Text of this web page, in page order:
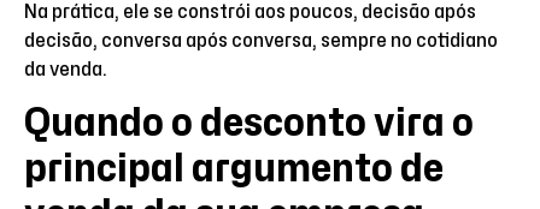
Na prática, ele se constrói aos poucos, decisão após
decisão, conversa após conversa, sempre no cotidiano
da venda.
Quando o desconto vira o
principal argumento de